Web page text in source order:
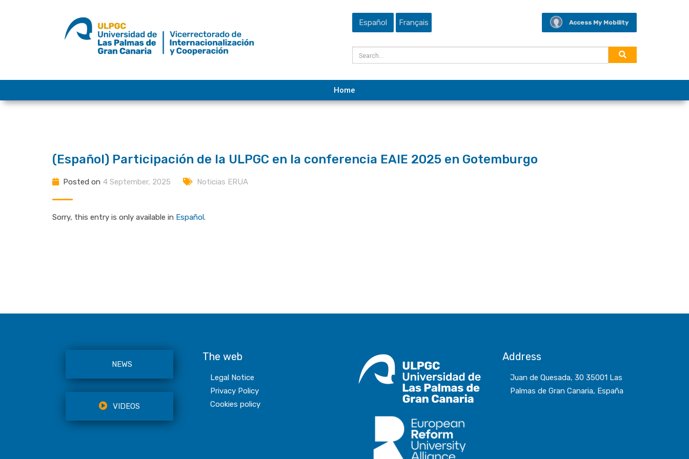
Español Français Access My Mobility
Home
(Español) Participación de la ULPGC en la conferencia EAIE 2025 en Gotemburgo
Posted on 4 September, 2025 Noticias ERUA
Sorry, this entry is only available in Español.
NEWS
VIDEOS
The web
Legal Notice
Privacy Policy
Cookies policy
Address
Juan de Quesada, 30 35001 Las
Palmas de Gran Canaria, España